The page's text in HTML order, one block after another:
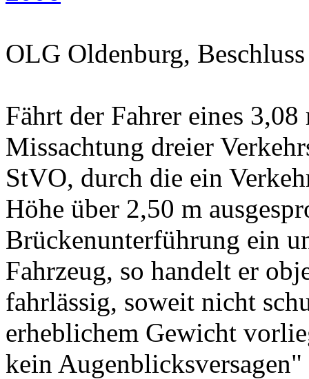
OLG Oldenburg,
Fährt der Fahrer eines
Missachtung dreier
StVO, durch die ein
Höhe über 2,50 m
Brückenunterführung ein
Fahrzeug, so handelt er
fahrlässig, soweit nicht
erheblichem Gewicht
kein